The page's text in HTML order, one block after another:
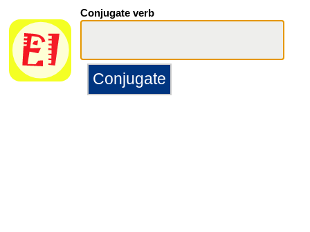
Conjugate verb